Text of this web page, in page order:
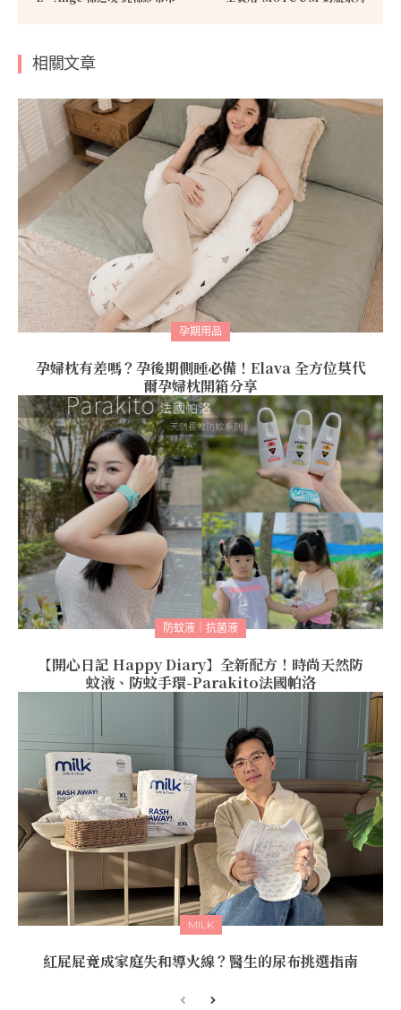
相關文章
孕期用品
孕婦枕有差嗎？孕後期側睡必備！Elava 全方位莫代
爾孕婦枕開箱分享
防蚊液｜抗菌液
【開心日記 Happy Diary】全新配方！時尚天然防
蚊液、防蚊手環-Parakito法國帕洛
MILK
紅屁屁竟成家庭失和導火線？醫生的尿布挑選指南